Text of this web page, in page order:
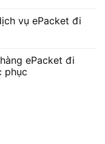
vụ ePacket đi
ePacket đi
phục